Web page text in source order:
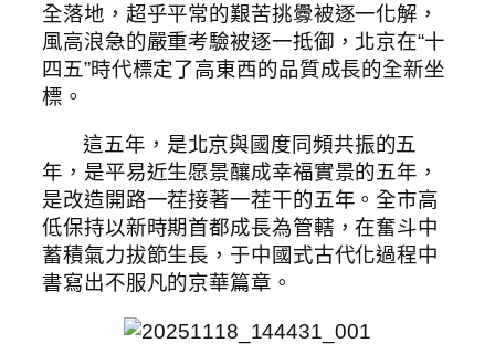
全落地，超乎平常的艱苦挑釁被逐一化解，
風高浪急的嚴重考驗被逐一抵御，北京在“十
四五”時代標定了高東西的品質成長的全新坐
標。
這五年，是北京與國度同頻共振的五
年，是平易近生愿景釀成幸福實景的五年，
是改造開路一茬接著一茬干的五年。全市高
低保持以新時期首都成長為管轄，在奮斗中
蓄積氣力拔節生長，于中國式古代化過程中
書寫出不服凡的京華篇章。